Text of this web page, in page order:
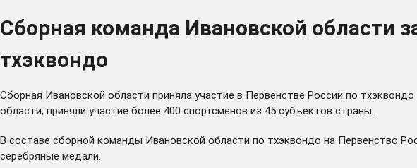
Сборная команда Ивановской области
тхэквондо
Сборная Ивановской области приняла участие в Первенстве России по
области, приняли участие более 400 спортсменов из 45 субъектов страны.
В составе сборной команды Ивановской области по тхэквондо на Первенство
серебряные медали.